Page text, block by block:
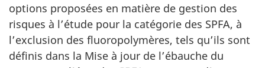
options proposées en matière de gestion des
risques à l’étude pour la catégorie des SPFA, à
l’exclusion des fluoropolymères, tels qu’ils sont
définis dans la Mise à jour de l’ébauche du